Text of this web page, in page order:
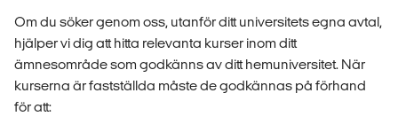
Om du söker genom oss, utanför ditt universitets egna avtal,
hjälper vi dig att hitta relevanta kurser inom ditt
ämnesområde som godkänns av ditt hemuniversitet. När
kurserna är fastställda måste de godkännas på förhand
för att: